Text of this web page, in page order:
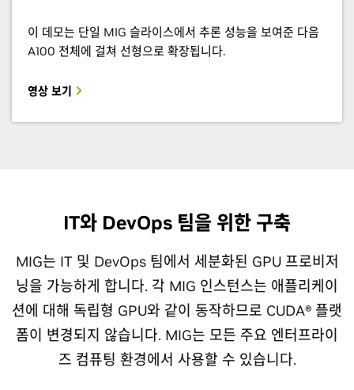
이 데모는 단일 MIG 슬라이스에서 추론 성능을 보여준 다음
A100 전체에 걸쳐 선형으로 확장됩니다.
영상 보기
IT와 DevOps 팀을 위한 구축
MIG는 IT 및 DevOps 팀에서 세분화된 GPU 프로비저
닝을 가능하게 합니다. 각 MIG 인스턴스는 애플리케이
션에 대해 독립형 GPU와 같이 동작하므로 CUDA® 플랫
폼이 변경되지 않습니다. MIG는 모든 주요 엔터프라이
즈 컴퓨팅 환경에서 사용할 수 있습니다.